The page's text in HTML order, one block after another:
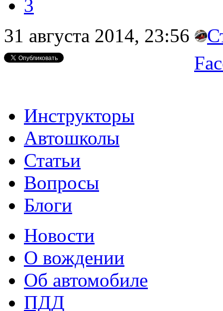
3
31 августа 2014, 23:56
Инструкторы
Автошколы
Статьи
Вопросы
Блоги
Новости
О вождении
Об автомобиле
ПДД